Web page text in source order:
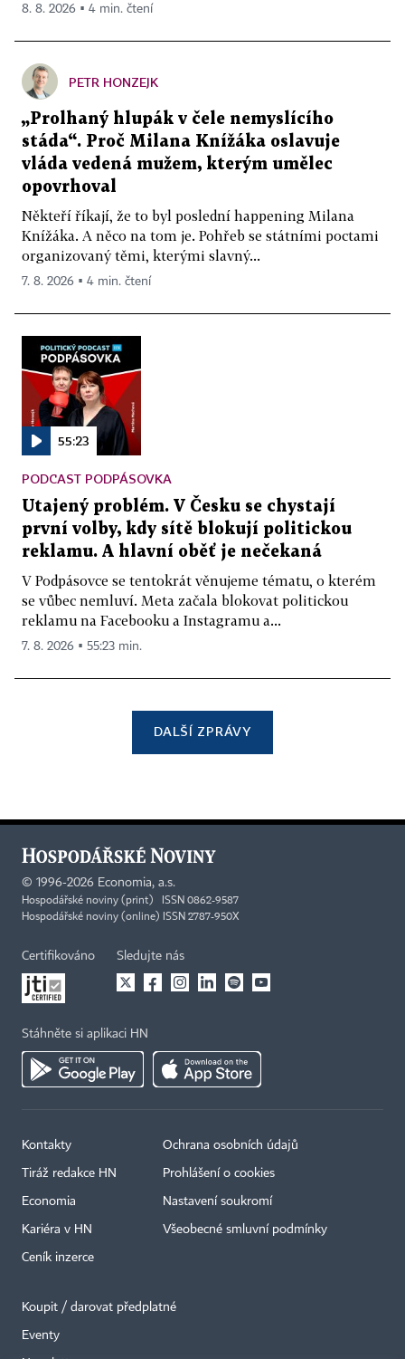
8. 8. 2026 ▪ 4 min. čtení
PETR HONZEJK
„Prolhaný hlupák v čele nemyslícího
stáda“. Proč Milana Knížáka oslavuje
vláda vedená mužem, kterým umělec
opovrhoval
Někteří říkají, že to byl poslední happening Milana
Knížáka. A něco na tom je. Pohřeb se státními poctami
organizovaný těmi, kterými slavný...
7. 8. 2026 ▪ 4 min. čtení
55:23
PODCAST PODPÁSOVKA
Utajený problém. V Česku se chystají
první volby, kdy sítě blokují politickou
reklamu. A hlavní oběť je nečekaná
V Podpásovce se tentokrát věnujeme tématu, o kterém
se vůbec nemluví. Meta začala blokovat politickou
reklamu na Facebooku a Instagramu a...
7. 8. 2026 ▪ 55:23 min.
DALŠÍ ZPRÁVY
© 1996-2026 Economia, a.s.
Hospodářské noviny (print) ISSN 0862-9587
Hospodářské noviny (online) ISSN 2787-950X
Certifikováno Sledujte nás
Stáhněte si aplikaci HN
Kontakty
Tiráž redakce HN
Economia
Kariéra v HN
Ceník inzerce
Ochrana osobních údajů
Prohlášení o cookies
Nastavení soukromí
Všeobecné smluvní podmínky
Koupit / darovat předplatné
Eventy